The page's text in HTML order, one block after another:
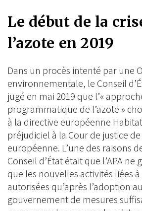
Le début de la
l’azote en 2019
Dans un procès intenté par une
environnementale, le Conseil
jugé en mai 2019 que l’«
programmatique de l’azote »
à la directive européenne
préjudiciel à la Cour de justice de
européenne. L’une des raisons
Conseil d’État était que l’APA ne
que les nouvelles activités liées
autorisées qu’après l’adoption
gouvernement de mesures